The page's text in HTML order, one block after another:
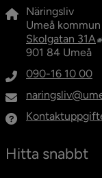
Näringsliv
Umeå kommun
Skolgatan 31A
901 84 Umeå
090-16 10 00
Hitta snabbt